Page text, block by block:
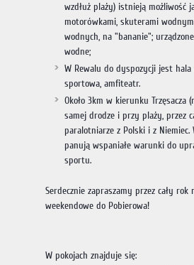
wzdłuż plaży) istnieją możliwość
motorówkami, skuterami
wodnych, na "bananie";
wodne;
W Rewalu do dyspozycji jest
sportowa, amfiteatr.
Około 3km w kierunku Trzęsacza
samej drodze i przy plaży, przez
paralotniarze z Polski i z
panują wspaniałe warunki do
sportu.
Serdecznie zapraszamy przez cały
weekendowe do Pobierowa!
W pokojach znajduje się: